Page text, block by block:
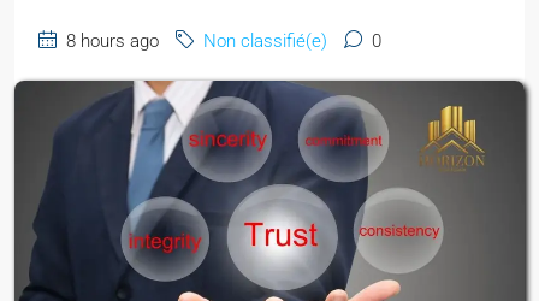
8 hours ago Non classifié(e) 0